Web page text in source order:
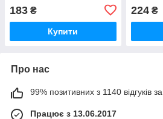
183 ₴
Купити
224₴
Про нас
99% позитивних з 1140 відгуків за
Працює з 13.06.2017